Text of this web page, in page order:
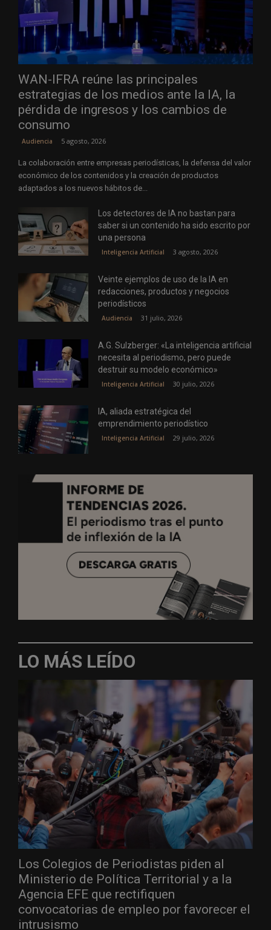
WAN-IFRA reúne las principales
estrategias de los medios ante la IA, la
pérdida de ingresos y los cambios de
consumo
Audiencia 5 agosto, 2026
La colaboración entre empresas periodísticas, la defensa del valor
económico de los contenidos y la creación de productos
adaptados a los nuevos hábitos de...
Los detectores de IA no bastan para
saber si un contenido ha sido escrito por
una persona
Inteligencia Artificial 3 agosto, 2026
Veinte ejemplos de uso de la IA en
redacciones, productos y negocios
periodísticos
Audiencia 31 julio, 2026
A.G. Sulzberger: «La inteligencia artificial
necesita al periodismo, pero puede
destruir su modelo económico»
Inteligencia Artificial 30 julio, 2026
IA, aliada estratégica del
emprendimiento periodístico
Inteligencia Artificial 29 julio, 2026
LO MÁS LEÍDO
Los Colegios de Periodistas piden al
Ministerio de Política Territorial y a la
Agencia EFE que rectifiquen
convocatorias de empleo por favorecer el
intrusismo